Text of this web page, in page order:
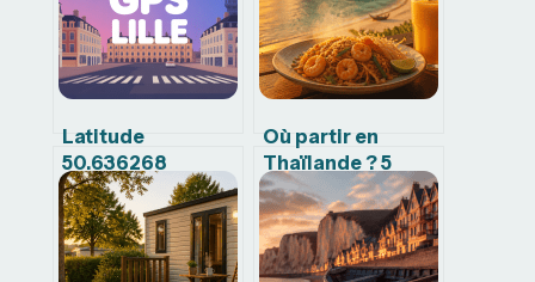
Latitude
50.636268
longitude 3.171153
: que voir et faire à
proximité
Où partir en
Thaïlande ? 5
régions pour
choisir entre
plages, temples
et jungle